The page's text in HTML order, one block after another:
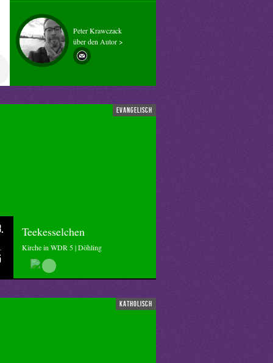
Peter Krawczack
über den Autor >
evangelisch
Teekesselchen
Kirche in WDR 5 | Döhling
katholisch